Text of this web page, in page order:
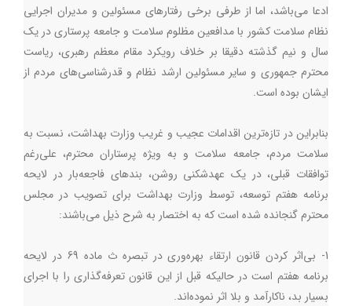
ادعا می‌باشد، اما از طرفی برخی رفتارهای مسئولین و مدیران اجرایی
نظام سلامت کشور با مدافعین مظلوم سلامت و جامعه پرستاری در یک
سال و نیم گذشته دقیقا بر خلاف رویکرد مقام معظم رهبری، ریاست
محترم جمهوری و سایر مسئولین ارشد نظام و قدرشناسی‌های مردم از
ایشان بوده است.
بنابراین در تازه‌ترین اقدامات عجیب و غریب وزارت بهداشت، نسبت به
سلامت مردم، جامعه سلامت و به ویژه پرستاران محترم، علی‌رغم
توافقات قبلی، در یک عهدشکنی روشن، بندهای فاجعه‌بار در لایحه
برنامه هفتم توسعه، توسط وزارت بهداشت برای تصویب در مجلس
محترم گنجانده شده است که به اختصار به شرح ذیل می‌باشند:
1- بی‌اثر کردن قانون ارتقاء بهره‌وری در تبصره ث ماده 69 در لایحه
برنامه هفتم است در حالیکه قبل از این قانون تعرفه‌گذاری را با اجرای
بسیار بد، ناکارآمد و بلا اثر نموده‌اند.